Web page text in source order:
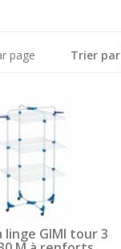
page Trier par
linge GIMI tour 3